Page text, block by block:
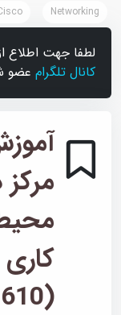
لطفا جهت اطلاع
کانال تلگرامعضو
610
Networking
Cisco